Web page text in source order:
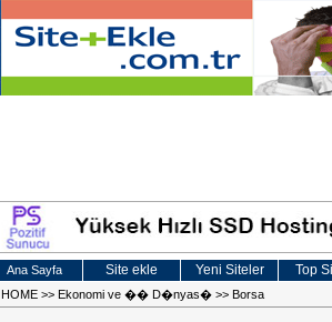
Ana Sayfa Site ekle Yeni Siteler Top
HOME >> Ekonomi ve �� D�nyas� >> Borsa